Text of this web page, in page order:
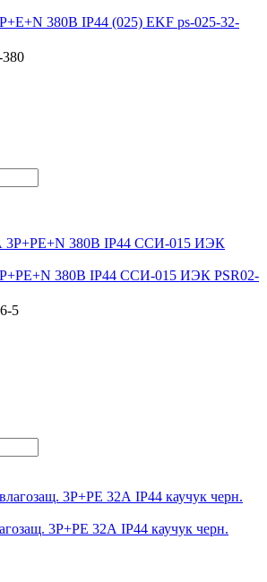
380В IP44 (025) EKF ps-025-32-
380
380В IP44 ССИ-015 ИЭК PSR02-
5
3P+PE 32А IP44 каучук черн.